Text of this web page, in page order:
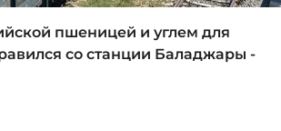
пшеницей и углем для
со станции Баладжары -